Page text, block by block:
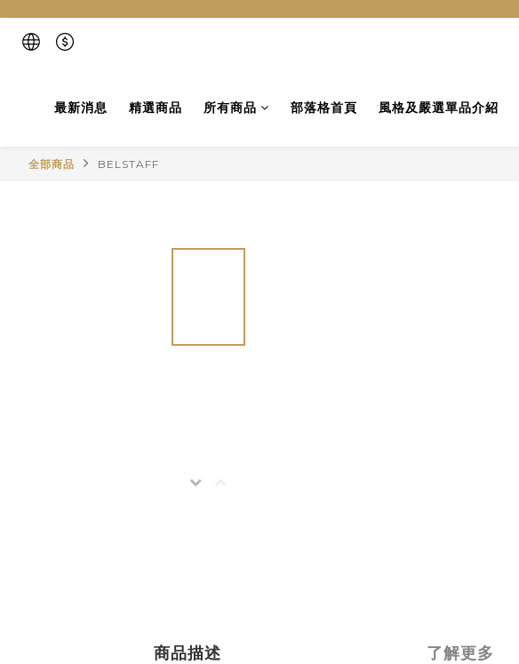
最新消息 精選商品 所有商品 部落格首頁 風格及嚴選單品介紹
全部商品 BELSTAFF
商品描述 了解更多